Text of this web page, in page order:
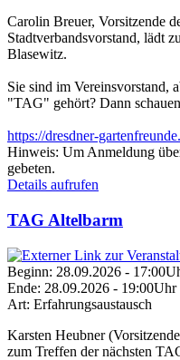
Carolin Breuer, Vorsitzende
Stadtverbandsvorstand, lädt
Blasewitz.
Sie sind im Vereinsvorstand,
"TAG" gehört? Dann
https://dresdner-
Hinweis: Um Anmeldung
gebeten.
Details aufrufen
TAG Altelbarm
Beginn: 28.09.2026 -
Ende: 28.09.2026 - 19:00Uhr
Art: Erfahrungsaustausch
Karsten Heubner
zum Treffen der nächsten